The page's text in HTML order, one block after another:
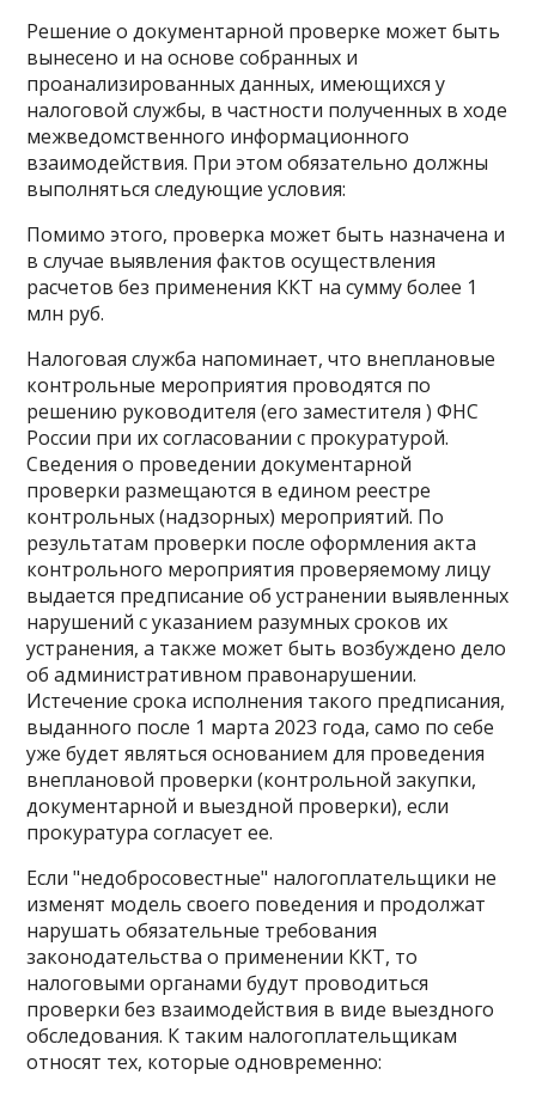
Решение о документарной проверке может быть
вынесено и на основе собранных и
проанализированных данных, имеющихся у
налоговой службы, в частности полученных в ходе
межведомственного информационного
взаимодействия. При этом обязательно должны
выполняться следующие условия:
Помимо этого, проверка может быть назначена и
в случае выявления фактов осуществления
расчетов без применения ККТ на сумму более 1
млн руб.
Налоговая служба напоминает, что внеплановые
контрольные мероприятия проводятся по
решению руководителя (его заместителя ) ФНС
России при их согласовании с прокуратурой.
Сведения о проведении документарной
проверки размещаются в едином реестре
контрольных (надзорных) мероприятий. По
результатам проверки после оформления акта
контрольного мероприятия проверяемому лицу
выдается предписание об устранении выявленных
нарушений с указанием разумных сроков их
устранения, а также может быть возбуждено дело
об административном правонарушении.
Истечение срока исполнения такого предписания,
выданного после 1 марта 2023 года, само по себе
уже будет являться основанием для проведения
внеплановой проверки (контрольной закупки,
документарной и выездной проверки), если
прокуратура согласует ее.
Если "недобросовестные" налогоплательщики не
изменят модель своего поведения и продолжат
нарушать обязательные требования
законодательства о применении ККТ, то
налоговыми органами будут проводиться
проверки без взаимодействия в виде выездного
обследования. К таким налогоплательщикам
относят тех, которые одновременно: